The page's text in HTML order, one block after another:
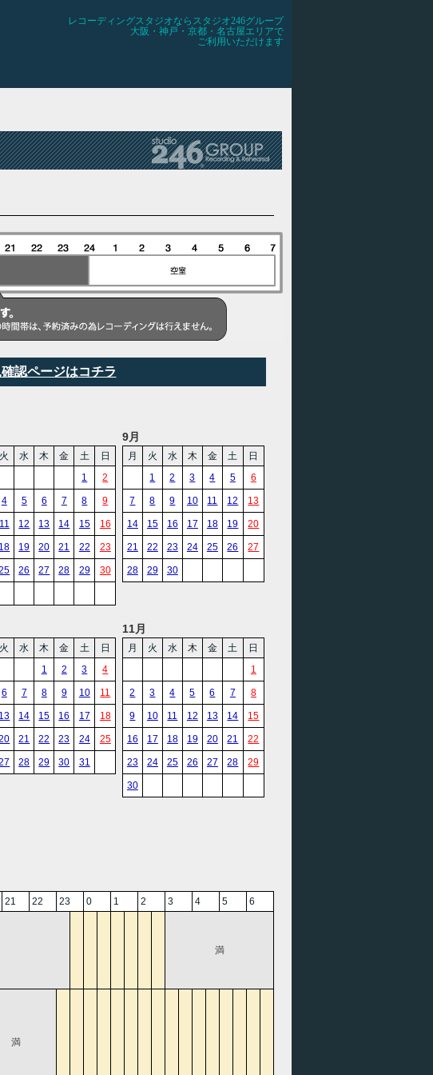
レコーディングスタジオならスタジオ246グループ
大阪・神戸・京都・名古屋エリアで
ご利用いただけます
認ページはコチラ
火 水 木 金 土
日
1
2
4 5 6 7 8 9
11 12 13 14 15 16
18 19 20 21 22 23
26 27 28 29 30
9月
月 火 水 木 金 土
日
1
2 3 4 5 6
7 8 9 10 11 12 13
14 15 16 17 18 19 20
21 22 23 24 25 26 27
28 29 30
火 水 木 金 土
日
1
2 3 4
6 7 8 9 10 11
13 14 15 16 17 18
21 22 23 24 25
28 29 30 31
11月
月 火 水 木 金 土
日
1
2 3 4 5 6 7 8
9 10 11 12 13 14 15
16 17 18 19 20 21 22
23 24 25 26 27 28 29
30
21 22 23 0 1 2 3 4 5 6
満
満